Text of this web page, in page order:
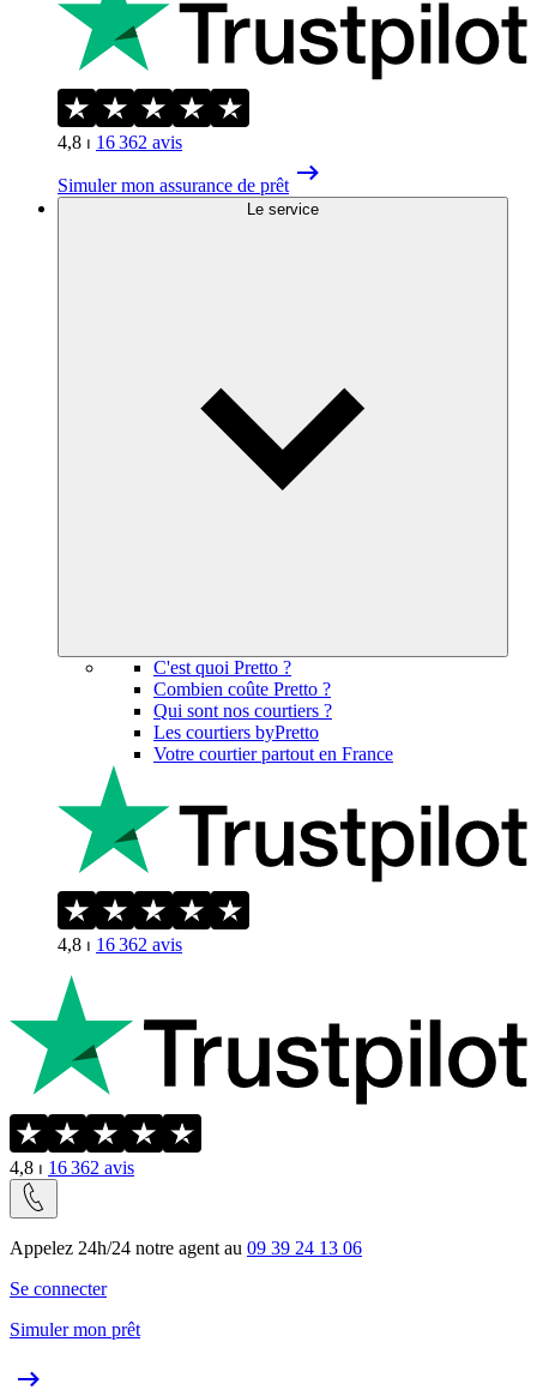
4,8 ⏐ 16 362 avis
Simuler mon assurance de prêt
Le service
C'est quoi Pretto ?
Combien coûte Pretto ?
Qui sont nos courtiers ?
Les courtiers byPretto
Votre courtier partout en France
4,8 ⏐ 16 362 avis
4,8 ⏐ 16 362 avis
Appelez 24h/24 notre agent au 09 39 24 13 06
Se connecter
Simuler mon prêt